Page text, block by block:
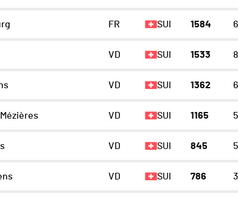
FR SUI 1584 6
VD SUI 1533 8
VD SUI 1362 6
VD SUI 1165 5
VD SUI 845 5
VD SUI 786 3